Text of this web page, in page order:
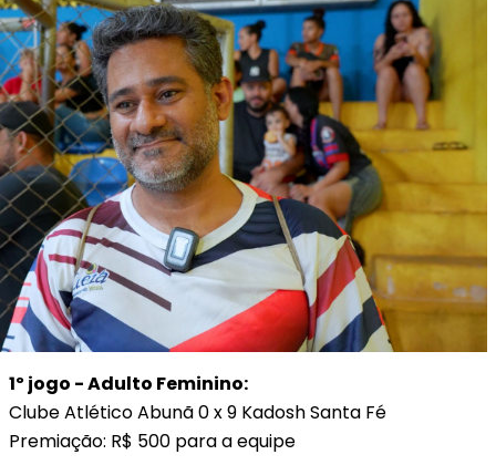
1º jogo - Adulto Feminino:
Clube Atlético Abunã 0 x 9 Kadosh Santa Fé
Premiação: R$ 500 para a equipe